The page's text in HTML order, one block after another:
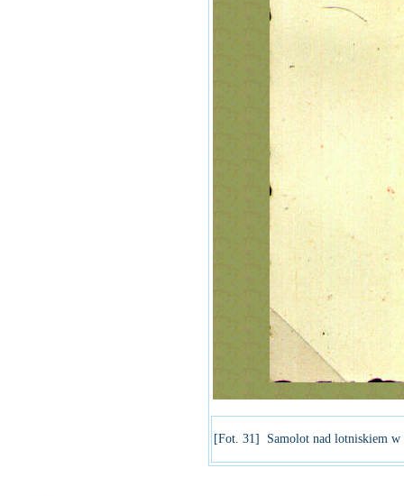
[Fot. 31] Samolot nad lotniskiem w